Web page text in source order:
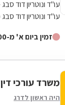
עו"ד ונוטריון דוד
עו"ד ונוטריון דוד
זמין ביום א' מ-8:00
משרד עורכי
היה ראשון לדרג